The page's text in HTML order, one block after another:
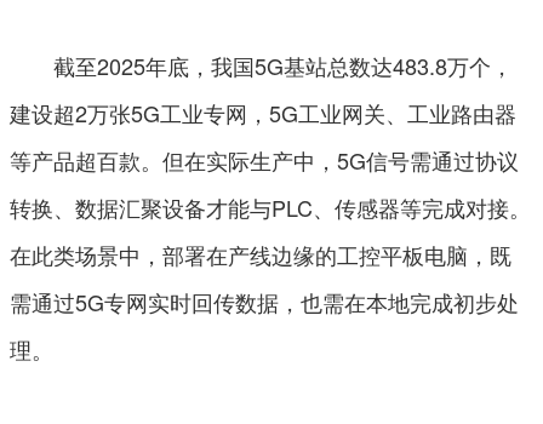
截至2025年底，我国5G基站总数达483.8万个，
建设超2万张5G工业专网，5G工业网关、工业路由器
等产品超百款。但在实际生产中，5G信号需通过协议
转换、数据汇聚设备才能与PLC、传感器等完成对接。
在此类场景中，部署在产线边缘的工控平板电脑，既
需通过5G专网实时回传数据，也需在本地完成初步处
理。